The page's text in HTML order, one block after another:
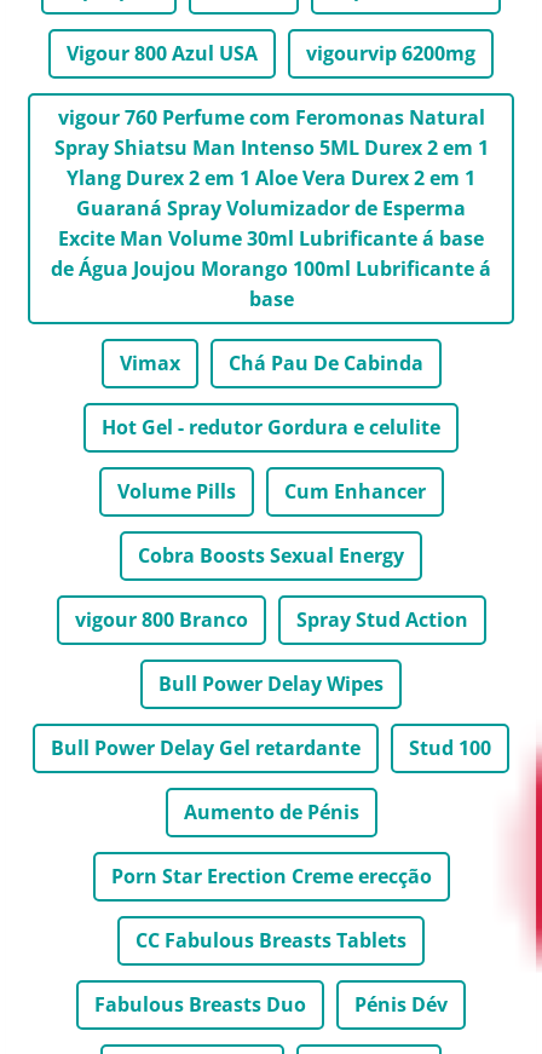
Vigour 800 Azul USA vigourvip 6200mg
vigour 760 Perfume com Feromonas Natural
Spray Shiatsu Man Intenso 5ML Durex 2 em 1
Ylang Durex 2 em 1 Aloe Vera Durex 2 em 1
Guaraná Spray Volumizador de Esperma
Excite Man Volume 30ml Lubrificante á base
de Água Joujou Morango 100ml Lubrificante á
base
Vimax Chá Pau De Cabinda
Hot Gel - redutor Gordura e celulite
Volume Pills Cum Enhancer
Cobra Boosts Sexual Energy
vigour 800 Branco Spray Stud Action
Bull Power Delay Wipes
Bull Power Delay Gel retardante Stud 100
Aumento de Pénis
Porn Star Erection Creme erecção
CC Fabulous Breasts Tablets
Fabulous Breasts Duo Pénis Dév